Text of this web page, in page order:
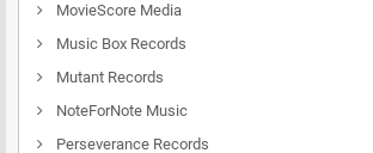
MovieScore Media
Music Box Records
Mutant Records
NoteForNote Music
Perseverance Records